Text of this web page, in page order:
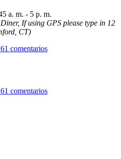
a. m. - 5 p. m.
If using GPS please type in 12
CT)
comentarios
comentarios